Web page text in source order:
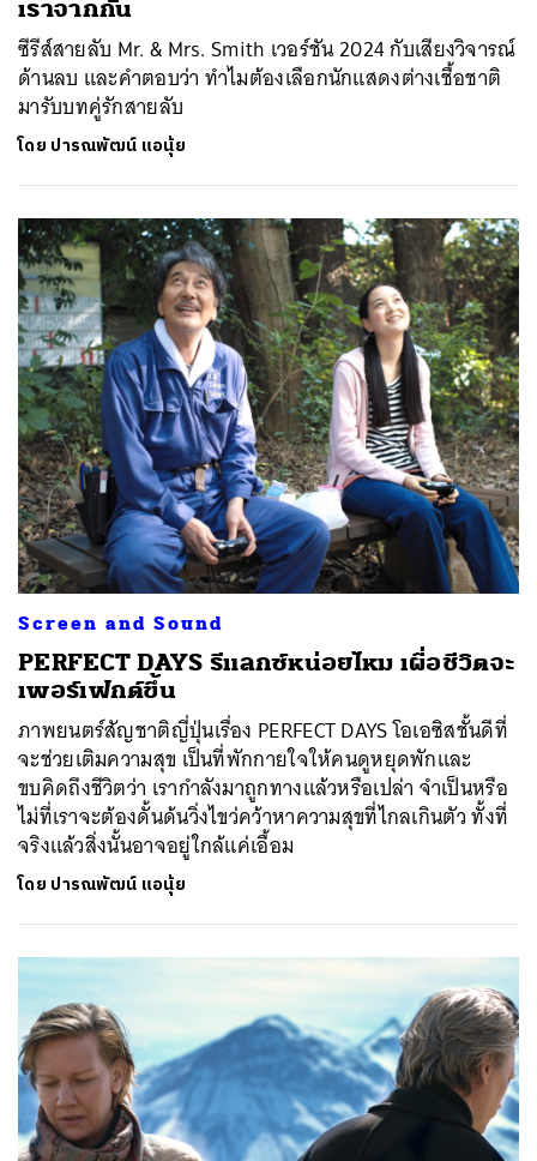
เราจากกัน
ซีรีส์สายลับ Mr. & Mrs. Smith เวอร์ชัน 2024 กับเสียงวิจารณ์
ด้านลบ และคำตอบว่า ทำไมต้องเลือกนักแสดงต่างเชื้อชาติ
มารับบทคู่รักสายลับ
โดย ปารณพัฒน์ แอนุ้ย
Screen and Sound
PERFECT DAYS รีแลกซ์หน่อยไหม เผื่อชีวิตจะ
เพอร์เฟกต์ขึ้น
ภาพยนตร์สัญชาติญี่ปุ่นเรื่อง PERFECT DAYS โอเอซิสชั้นดีที่
จะช่วยเติมความสุข เป็นที่พักกายใจให้คนดูหยุดพักและ
ขบคิดถึงชีวิตว่า เรากำลังมาถูกทางแล้วหรือเปล่า จำเป็นหรือ
ไม่ที่เราจะต้องดั้นด้นวิ่งไขว่คว้าหาความสุขที่ไกลเกินตัว ทั้งที่
จริงแล้วสิ่งนั้นอาจอยู่ใกล้แค่เอื้อม
โดย ปารณพัฒน์ แอนุ้ย